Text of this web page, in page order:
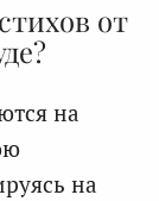
от
на
на